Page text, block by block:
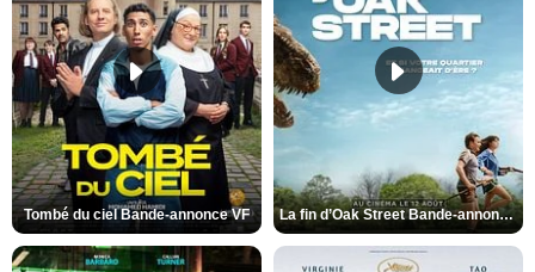
Tombé du ciel Bande-annonce VF La fin d’Oak Street Bande-annonce VO STFR